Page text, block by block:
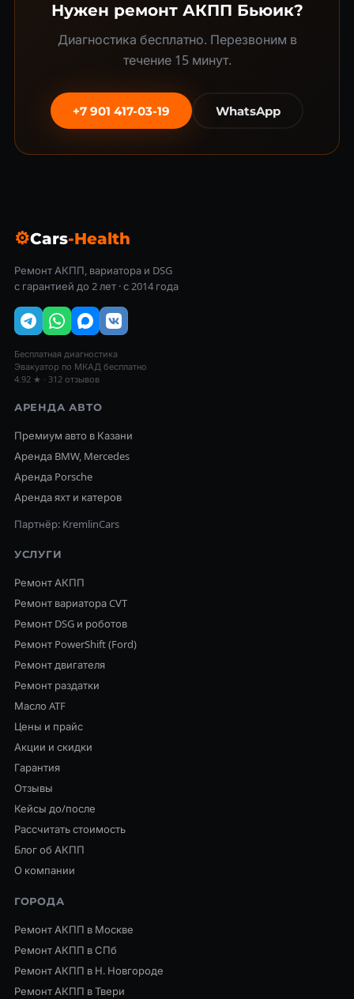
Нужен ремонт АКПП Бьюик?
Диагностика бесплатно. Перезвоним в
течение 15 минут.
+7 901 417-03-19 WhatsApp
⚙Cars-Health
Ремонт АКПП, вариатора и DSG
с гарантией до 2 лет · с 2014 года
Бесплатная диагностика
Эвакуатор по МКАД бесплатно
4.92 ★ · 312 отзывов
АРЕНДА АВТО
Премиум авто в Казани
Аренда BMW, Mercedes
Аренда Porsche
Аренда яхт и катеров
Партнёр: KremlinCars
УСЛУГИ
Ремонт АКПП
Ремонт вариатора CVT
Ремонт DSG и роботов
Ремонт PowerShift (Ford)
Ремонт двигателя
Ремонт раздатки
Масло ATF
Цены и прайс
Акции и скидки
Гарантия
Отзывы
Кейсы до/после
Рассчитать стоимость
Блог об АКПП
О компании
ГОРОДА
Ремонт АКПП в Москве
Ремонт АКПП в СПб
Ремонт АКПП в Н. Новгороде
Ремонт АКПП в Твери